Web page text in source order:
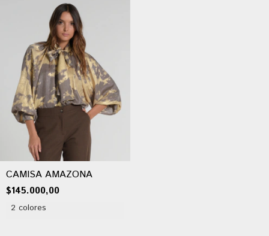
CAMISA AMAZONA
$145.000,00
2 colores